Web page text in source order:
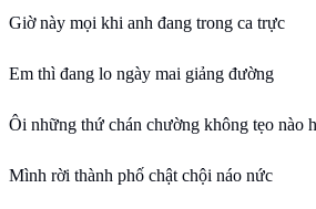
Giờ này mọi khi anh đang trong ca trực
Em thì đang lo ngày mai giảng đường
Ôi những thứ chán chường không tẹo nào
Mình rời thành phố chật chội náo nức